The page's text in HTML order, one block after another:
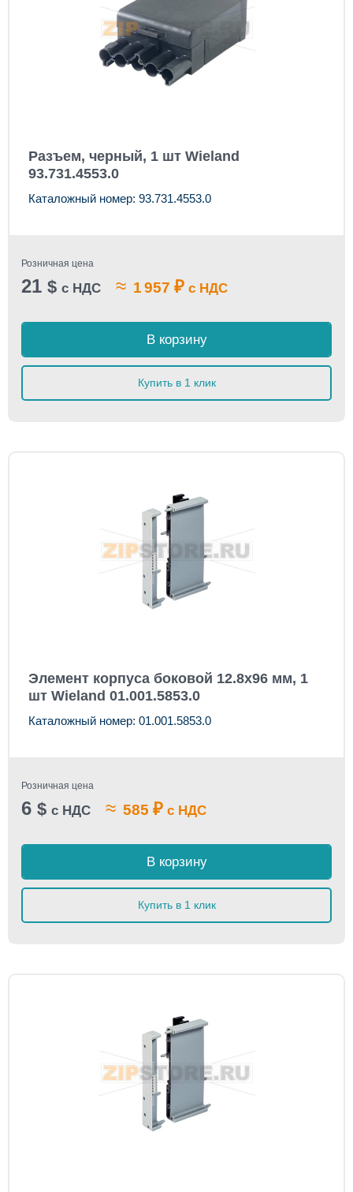
Разъем, черный, 1 шт Wieland
93.731.4553.0
Каталожный номер: 93.731.4553.0
Розничная цена
21 $ с НДС ≈ 1 957 ₽ с НДС
В корзину
Купить в 1 клик
Элемент корпуса боковой 12.8x96 мм, 1
шт Wieland 01.001.5853.0
Каталожный номер: 01.001.5853.0
Розничная цена
6 $ с НДС ≈ 585 ₽ с НДС
В корзину
Купить в 1 клик